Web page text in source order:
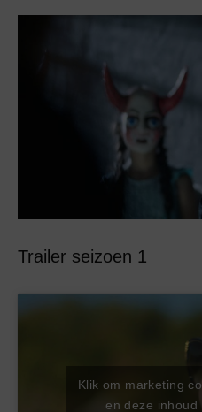
Trailer seizoen 1
Klik om marketing
en deze inhoud